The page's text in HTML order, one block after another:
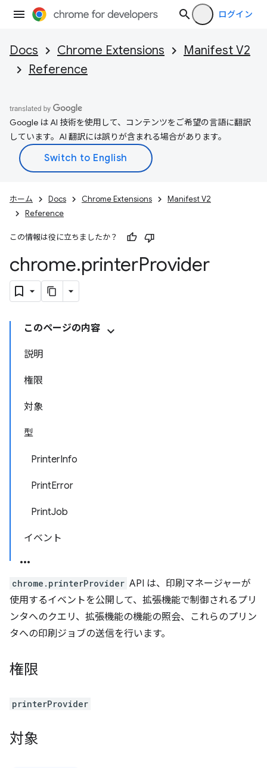
ログイン
Docs Chrome Extensions
Manifest V2
Reference
Google は AI 技術を使用して、コンテンツをご希望の言語に翻訳
しています。AI 翻訳には誤りが含まれる場合があります。
ホーム Docs Chrome Extensions
Manifest V2
Reference
この情報は役に立ちましたか？
chrome.printerProvider
このページの内容
説明
権限
対象
型
PrinterInfo
PrintError
PrintJob
イベント
chrome.printerProvider API は、印刷マネージャーが
使用するイベントを公開して、拡張機能で制御されるプリ
ンタへのクエリ、拡張機能の機能の照会、これらのプリン
タへの印刷ジョブの送信を行います。
権限
printerProvider
対象